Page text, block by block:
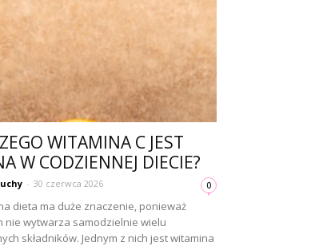
WITAMINA C JEST
W CODZIENNEJ DIECIE?
- 30 czerwca 2026 0
dieta ma duże znaczenie, ponieważ
nie wytwarza samodzielnie wielu
składników. Jednym z nich jest witamina